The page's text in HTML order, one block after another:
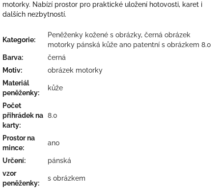
motorky. Nabízí prostor pro praktické uložení hotovosti, karet i
dalších nezbytností.
Kategorie:
Peněženky kožené s obrázky, černá obrázek
motorky pánská kůže ano patentní s obrázkem 8.0
Barva:
černá
Motiv:
obrázek motorky
Materiál
peněženky:
kůže
Počet
přihrádek na
karty:
8.0
Prostor na
mince:
ano
Určení:
pánská
vzor
peněženky:
s obrázkem